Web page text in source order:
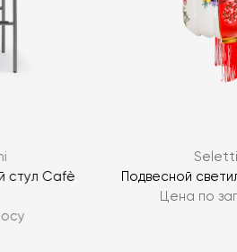
стул Cafè
Seletti
Подвесной
Цена по